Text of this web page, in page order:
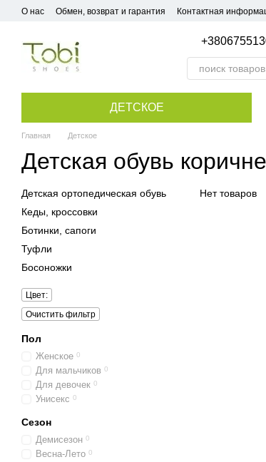
Перейти к основному контенту
О нас Обмен, возврат и гарантия Контактная
ДЕТСКОЕ
Главная Детское
Детская обувь
Нет товаров
Детская ортопедическая обувь
Кеды, кроссовки
Ботинки, сапоги
Туфли
Босоножки
Цвет:
Очистить фильтр
Пол
Женское 0
Для мальчиков 0
Для девочек 0
Унисекс 0
Сезон
Демисезон 0
Весна-Лето 0